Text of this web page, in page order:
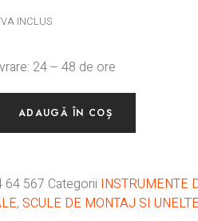
INCLUS
24 – 48 de ore
ADAUGĂ ÎN COȘ
64 567 Categorii INSTRUMENTE
, SCULE DE MONTAJ SI UNELTE